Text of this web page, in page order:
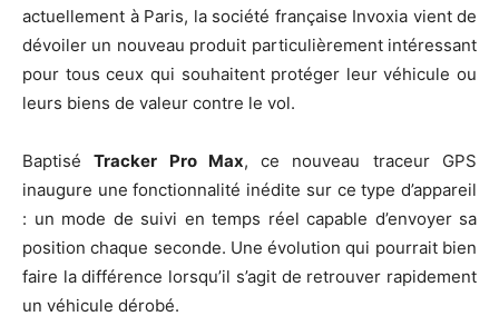
actuellement à Paris, la société française Invoxia vient de
dévoiler un nouveau produit particulièrement intéressant
pour tous ceux qui souhaitent protéger leur véhicule ou
leurs biens de valeur contre le vol.
BaptiséTracker Pro Max, ce nouveau traceur GPS
inaugure une fonctionnalité inédite sur ce type d’appareil
: un mode de suivi en temps réel capable d’envoyer sa
position chaque seconde. Une évolution qui pourrait bien
faire la différence lorsqu’il s’agit de retrouver rapidement
un véhicule dérobé.